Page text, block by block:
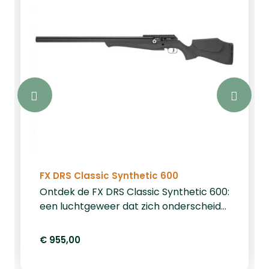
FX DRS Classic Synthetic 600
Ontdek de FX DRS Classic Synthetic 600:
een luchtgeweer dat zich onderscheidt
traditionele esthetiek en de afwezigheid
€ 955,00